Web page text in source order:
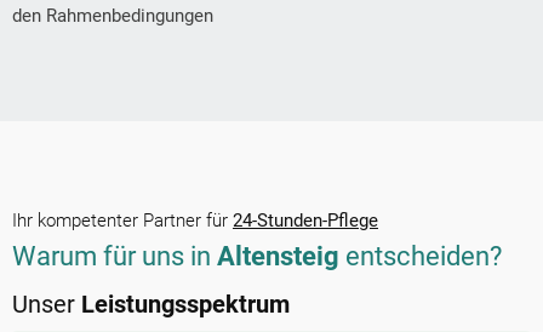
den Rahmenbedingungen
Ihr kompetenter Partner für 24-Stunden-Pflege
Warum für uns in Altensteig entscheiden?
Unser Leistungsspektrum